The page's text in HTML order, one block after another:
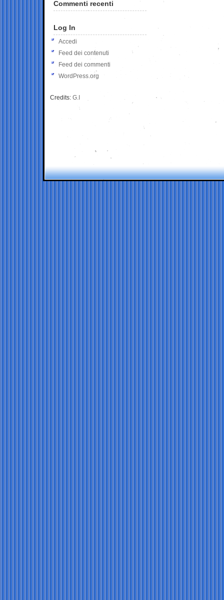
Commenti recenti
Log In
Accedi
Feed dei contenuti
Feed dei commenti
WordPress.org
Credits: G.I